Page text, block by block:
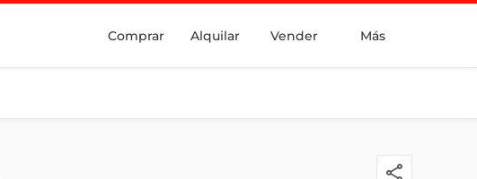
Comprar Alquilar Vender Más